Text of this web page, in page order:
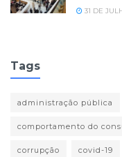
31 DE
Tags
administração pública
comportamento do
corrupção covid-19